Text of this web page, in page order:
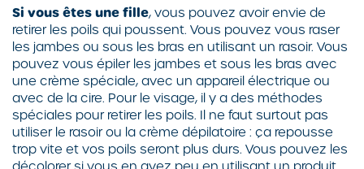
Si vous êtes une fille, vous pouvez avoir envie de
retirer les poils qui poussent. Vous pouvez vous raser
les jambes ou sous les bras en utilisant un rasoir. Vous
pouvez vous épiler les jambes et sous les bras avec
une crème spéciale, avec un appareil électrique ou
avec de la cire. Pour le visage, il y a des méthodes
spéciales pour retirer les poils. Il ne faut surtout pas
utiliser le rasoir ou la crème dépilatoire : ça repousse
trop vite et vos poils seront plus durs. Vous pouvez les